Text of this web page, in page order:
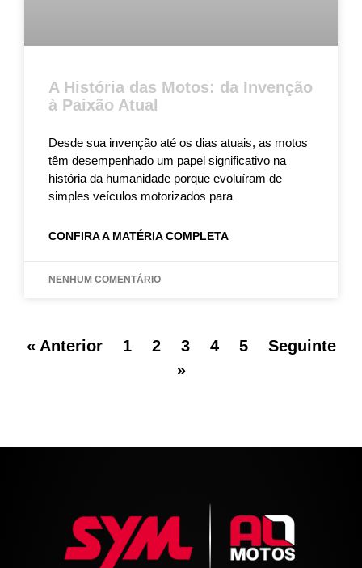
A História das Motos: da Invenção
à Paixão Atual
Desde sua invenção até os dias atuais, as motos
têm desempenhado um papel significativo na
história da humanidade porque evoluíram de
simples veículos motorizados para
CONFIRA A MATÉRIA COMPLETA
NENHUM COMENTÁRIO
« Anterior 1 2 3 4 5
Seguinte
»